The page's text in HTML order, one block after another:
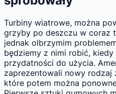
Turbiny wiatrowe, można
grzyby po deszczu w coraz
jednak olbrzymim
będziemy z nimi robić,
przydatności do użycia.
zaprezentowali nowy rodzaj
które potem można